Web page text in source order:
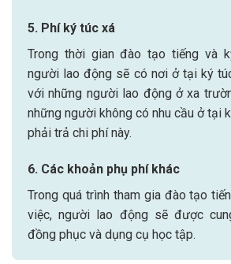
5. Phí ký túc xá
Trong thời gian đào tạo tiếng và
người lao động sẽ có nơi ở tại ký
với những người lao động ở xa
những người không có nhu cầu ở tại
phải trả chi phí này.
6. Các khoản phụ phí khác
Trong quá trình tham gia đào tạo
việc, người lao động sẽ được
đồng phục và dụng cụ học tập.